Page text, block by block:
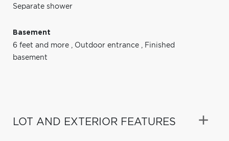
Separate shower
Basement
6 feet and more , Outdoor entrance , Finished
basement
LOT AND EXTERIOR FEATURES